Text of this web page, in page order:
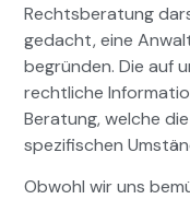
Rechtsberatung
gedacht, eine
begründen. Die auf
rechtliche
Beratung, welche
spezifischen
Obwohl wir uns